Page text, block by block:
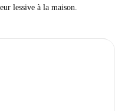
lessive à la maison.